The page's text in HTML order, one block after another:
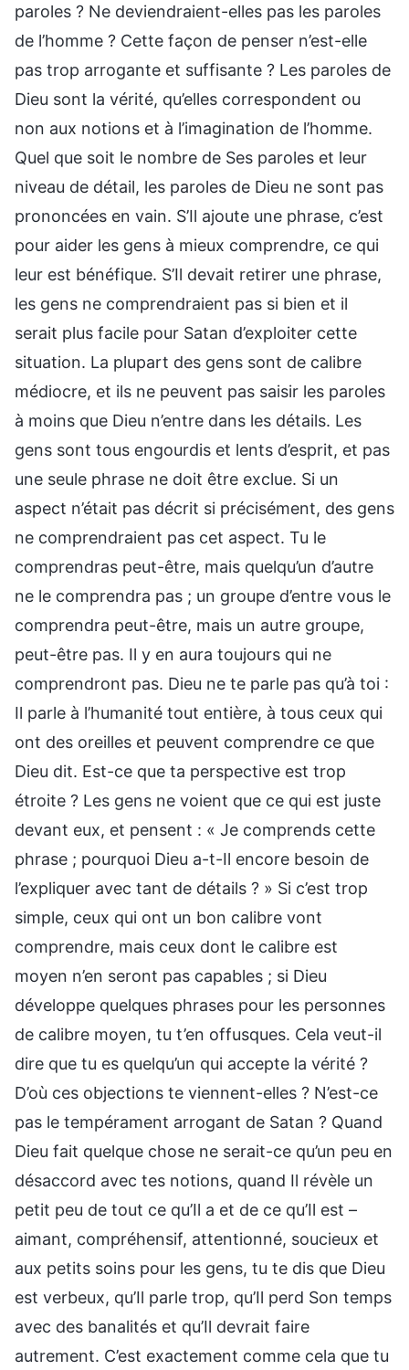
paroles ? Ne deviendraient-elles pas les paroles
de l’homme ? Cette façon de penser n’est-elle
pas trop arrogante et suffisante ? Les paroles de
Dieu sont la vérité, qu’elles correspondent ou
non aux notions et à l’imagination de l’homme.
Quel que soit le nombre de Ses paroles et leur
niveau de détail, les paroles de Dieu ne sont pas
prononcées en vain. S’Il ajoute une phrase, c’est
pour aider les gens à mieux comprendre, ce qui
leur est bénéfique. S’Il devait retirer une phrase,
les gens ne comprendraient pas si bien et il
serait plus facile pour Satan d’exploiter cette
situation. La plupart des gens sont de calibre
médiocre, et ils ne peuvent pas saisir les paroles
à moins que Dieu n’entre dans les détails. Les
gens sont tous engourdis et lents d’esprit, et pas
une seule phrase ne doit être exclue. Si un
aspect n’était pas décrit si précisément, des gens
ne comprendraient pas cet aspect. Tu le
comprendras peut-être, mais quelqu’un d’autre
ne le comprendra pas ; un groupe d’entre vous le
comprendra peut-être, mais un autre groupe,
peut-être pas. Il y en aura toujours qui ne
comprendront pas. Dieu ne te parle pas qu’à toi :
Il parle à l’humanité tout entière, à tous ceux qui
ont des oreilles et peuvent comprendre ce que
Dieu dit. Est-ce que ta perspective est trop
étroite ? Les gens ne voient que ce qui est juste
devant eux, et pensent : « Je comprends cette
phrase ; pourquoi Dieu a-t-Il encore besoin de
l’expliquer avec tant de détails ? » Si c’est trop
simple, ceux qui ont un bon calibre vont
comprendre, mais ceux dont le calibre est
moyen n’en seront pas capables ; si Dieu
développe quelques phrases pour les personnes
de calibre moyen, tu t’en offusques. Cela veut-il
dire que tu es quelqu’un qui accepte la vérité ?
D’où ces objections te viennent-elles ? N’est-ce
pas le tempérament arrogant de Satan ? Quand
Dieu fait quelque chose ne serait-ce qu’un peu en
désaccord avec tes notions, quand Il révèle un
petit peu de tout ce qu’Il a et de ce qu’Il est –
aimant, compréhensif, attentionné, soucieux et
aux petits soins pour les gens, tu te dis que Dieu
est verbeux, qu’Il parle trop, qu’Il perd Son temps
avec des banalités et qu’Il devrait faire
autrement. C’est exactement comme cela que tu